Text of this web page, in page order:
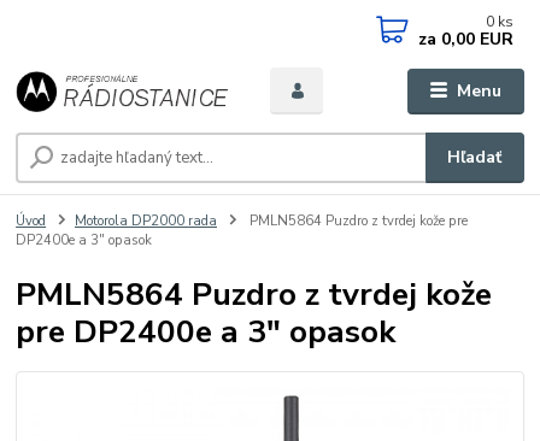
Menu
Hľadať
0 ks
za 0,00 EUR
Úvod Motorola DP2000 rada
PMLN5864 Puzdro z tvrdej kože pre
DP2400e a 3" opasok
PMLN5864 Puzdro z tvrdej kože
pre DP2400e a 3" opasok